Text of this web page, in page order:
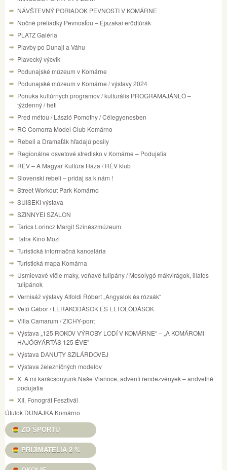
NÁVŠTEVNÝ PORIADOK PEVNOSTI V KOMÁRNE
Nočné preliadky Pevnosťou – Éjszakai erődtúrák
PLATZ Galéria
Plavby po Dunaji a Váhu
Plavecký výcvik
Podunajské múzeum v Komárne
Podunajské múzeum v Komárne / výstavy 2024
Ponuka kultúrnych programov / kulturális PROGRAMAJÁNLÓ –
týždenný / heti
Pred métou / László Pomothy / Célegyenesben
RC Comorra Model Club Komárno
Rebeli a Dramaťák hľadajú posily
Regionálne osvetové stredisko v Komárne – Podujatia
RÉV – A Magyar Kultúra Háza / RÉV klub
Slovenskí rebeli – pridaj sa k nám !
Street Workout Park Komárno
SUISEKI výstava
SZINNYEI SZALON
Tarics Lorincz Margit Szinészmúzeum
Tatra Kino Mozi
Turistická informačná kancelária
Turistická mapa Komárna
Usmievavé vlčie maky, voňavé tulipány / Mosolygó mákvirágok, illatos
tulipánok
Vernisáž výstavy Alfoldi Róbert „Angyalok és rózsák“
Vető Gábor / LERAKODÁSOK ÉS ELTOLÓDÁSOK
Villa Camarum / ZICHY-pont
Výstava „125 ROKOV VÝROBY LODÍ V KOMÁRNE“ – „A KOMÁROMI
HAJÓGYÁRTÁS 125 ÉVE”
Výstava DANUTY SZILÁRDOVEJ
Výstava železničných modelov
X. A mi karácsonyunk Naše Vianoce, adventi rendezvények – andvetné
podujatia
XII. Fonográf Fesztivál
Útulok DUNAJKA Komárno
ZO ŠPORTU
PRIJÍMATELIA 2 %